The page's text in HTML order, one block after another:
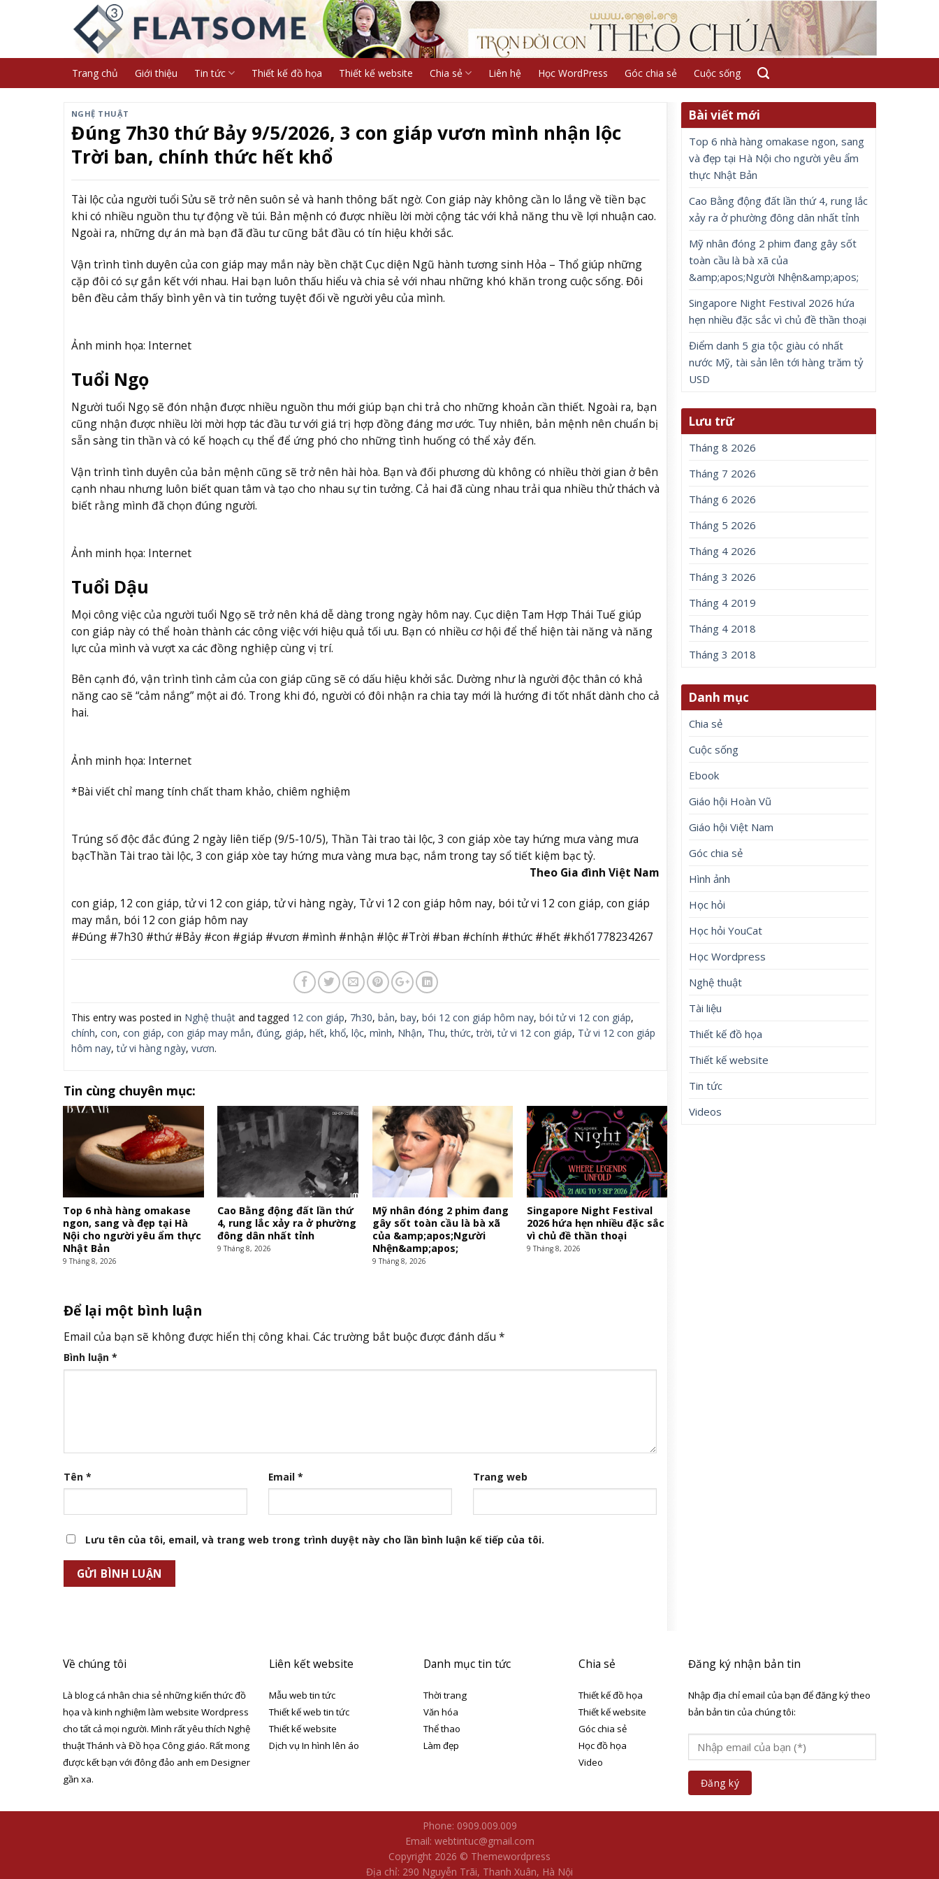
Trang chủ Giới thiệu Tin tức Thiết kế đồ họa Thiết kế website Chia sẻ Liên hệ Học WordPress Góc chia sẻ Cuộc sống
NGHỆ THUẬT
Đúng 7h30 thứ Bảy 9/5/2026, 3 con giáp vươn mình nhận lộc
Trời ban, chính thức hết khổ
Tài lộc của người tuổi Sửu sẽ trở nên suôn sẻ và hanh thông bất ngờ. Con giáp này không cần lo lắng về tiền bạc
khi có nhiều nguồn thu tự động về túi. Bản mệnh có được nhiều lời mời cộng tác với khả năng thu về lợi nhuận cao.
Ngoài ra, những dự án mà bạn đã đầu tư cũng bắt đầu có tín hiệu khởi sắc.
Vận trình tình duyên của con giáp may mắn này bền chặt Cục diện Ngũ hành tương sinh Hỏa – Thổ giúp những
cặp đôi có sự gắn kết với nhau. Hai bạn luôn thấu hiểu và chia sẻ với nhau những khó khăn trong cuộc sống. Đôi
bên đều cảm thấy bình yên và tin tưởng tuyệt đối về người yêu của mình.
Ảnh minh họa: Internet
Tuổi Ngọ
Người tuổi Ngọ sẽ đón nhận được nhiều nguồn thu mới giúp bạn chi trả cho những khoản cần thiết. Ngoài ra, bạn
cũng nhận được nhiều lời mời hợp tác đầu tư với giá trị hợp đồng đáng mơ ước. Tuy nhiên, bản mệnh nên chuẩn bị
sẵn sàng tin thần và có kế hoạch cụ thể để ứng phó cho những tình huống có thể xảy đến.
Vận trình tình duyên của bản mệnh cũng sẽ trở nên hài hòa. Bạn và đối phương dù không có nhiều thời gian ở bên
cạnh nhau nhưng luôn biết quan tâm và tạo cho nhau sự tin tưởng. Cả hai đã cùng nhau trải qua nhiều thử thách và
biết rằng mình đã chọn đúng người.
Ảnh minh họa: Internet
Tuổi Dậu
Mọi công việc của người tuổi Ngọ sẽ trở nên khá dễ dàng trong ngày hôm nay. Cục diện Tam Hợp Thái Tuế giúp
con giáp này có thể hoàn thành các công việc với hiệu quả tối ưu. Bạn có nhiều cơ hội để thể hiện tài năng và năng
lực của mình và vượt xa các đồng nghiệp cùng vị trí.
Bên cạnh đó, vận trình tình cảm của con giáp cũng sẽ có dấu hiệu khởi sắc. Dường như là người độc thân có khả
năng cao sẽ “cảm nắng” một ai đó. Trong khi đó, người có đôi nhận ra chia tay mới là hướng đi tốt nhất dành cho cả
hai.
Ảnh minh họa: Internet
*Bài viết chỉ mang tính chất tham khảo, chiêm nghiệm
Trúng số độc đắc đúng 2 ngày liên tiếp (9/5-10/5), Thần Tài trao tài lộc, 3 con giáp xòe tay hứng mưa vàng mưa
bạcThần Tài trao tài lộc, 3 con giáp xòe tay hứng mưa vàng mưa bạc, nắm trong tay sổ tiết kiệm bạc tỷ.
Theo Gia đình Việt Nam
con giáp, 12 con giáp, tử vi 12 con giáp, tử vi hàng ngày, Tử vi 12 con giáp hôm nay, bói tử vi 12 con giáp, con giáp
may mắn, bói 12 con giáp hôm nay
#Đúng #7h30 #thứ #Bảy #con #giáp #vươn #mình #nhận #lộc #Trời #ban #chính #thức #hết #khổ1778234267
This entry was posted in Nghệ thuậtand tagged 12 con giáp, 7h30, bản, bay, bói 12 con giáp hôm nay, bói tử vi 12 con giáp,
chính, con, con giáp, con giáp may mắn, đúng, giáp, hết, khổ, lộc, mình, Nhận, Thu,thức,trời,tử vi 12 con giáp, Tử vi 12 con giáp
hôm nay,tử vi hàng ngày, vươn.
Tin cùng chuyên mục:
Top 6 nhà hàng omakase
ngon, sang và đẹp tại Hà
Nội cho người yêu ẩm thực
Nhật Bản
9 Tháng 8, 2026
Cao Bằng động đất lần thứ
4, rung lắc xảy ra ở phường
đông dân nhất tỉnh
9 Tháng 8, 2026
Mỹ nhân đóng 2 phim đang
gây sốt toàn cầu là bà xã
của &amp;apos;Người
Nhện&amp;apos;
9 Tháng 8, 2026
Singapore Night Festival
2026 hứa hẹn nhiều đặc sắc
vì chủ đề thần thoại
9 Tháng 8, 2026
Để lại một bình luận
Email của bạn sẽ không được hiển thị công khai. Các trường bắt buộc được đánh dấu *
Bình luận *
Tên * Email * Trang web
Lưu tên của tôi, email, và trang web trong trình duyệt này cho lần bình luận kế tiếp của tôi.
Bài viết mới
Top 6 nhà hàng omakase ngon, sang
và đẹp tại Hà Nội cho người yêu ẩm
thực Nhật Bản
Cao Bằng động đất lần thứ 4, rung lắc
xảy ra ở phường đông dân nhất tỉnh
Mỹ nhân đóng 2 phim đang gây sốt
toàn cầu là bà xã của
&amp;apos;Người Nhện&amp;apos;
Singapore Night Festival 2026 hứa
hẹn nhiều đặc sắc vì chủ đề thần thoại
Điểm danh 5 gia tộc giàu có nhất
nước Mỹ, tài sản lên tới hàng trăm tỷ
USD
Lưu trữ
Tháng 8 2026
Tháng 7 2026
Tháng 6 2026
Tháng 5 2026
Tháng 4 2026
Tháng 3 2026
Tháng 4 2019
Tháng 4 2018
Tháng 3 2018
Danh mục
Chia sẻ
Cuộc sống
Ebook
Giáo hội Hoàn Vũ
Giáo hội Việt Nam
Góc chia sẻ
Hình ảnh
Học hỏi
Học hỏi YouCat
Học Wordpress
Nghệ thuật
Tài liệu
Thiết kế đồ họa
Thiết kế website
Tin tức
Videos
Về chúng tôi
Là blog cá nhân chia sẻ những kiến thức đồ
họa và kinh nghiệm làm website Wordpress
cho tất cả mọi người. Mình rất yêu thích Nghệ
thuật Thánh và Đồ họa Công giáo. Rất mong
được kết bạn với đông đảo anh em Designer
gần xa.
Liên kết website
Mẫu web tin tức
Thiết kế web tin tức
Thiết kế website
Dịch vụ In hình lên áo
Danh mục tin tức
Thời trang
Văn hóa
Thể thao
Làm đẹp
Chia sẻ
Thiết kế đồ họa
Thiết kế website
Góc chia sẻ
Học đồ họa
Video
Đăng ký nhận bản tin
Nhập địa chỉ email của bạn để đăng ký theo
bản bản tin của chúng tôi:
Phone: 0909.009.009
Email: webtintuc@gmail.com
Copyright 2026 © Themewordpress
Địa chỉ: 290 Nguyễn Trãi, Thanh Xuân, Hà Nội